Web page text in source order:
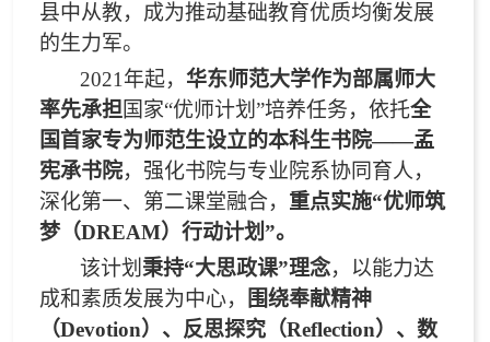
县中从教，成为推动基础教育优质均衡发展
的生力军。
2021 年起， 华东师范大学作为部属师大
率先承担 国家“优师计划”培养任务，依托全
国首家专为师范生设立的本科生书院——孟
宪承书院，强化书院与专业院系协同育人，
深化第一、第二课堂融合， 重点实施“优师筑
梦（DREAM）行动计划”。
该计划 秉持“大思政课”理念，以能力达
成和素质发展为中心，
围绕奉献精神
（Devotion）、反思探究（Reflection）、数